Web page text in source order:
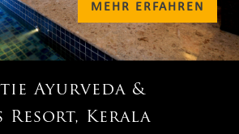
Ayurveda &
Resort, Kerala
MEHR ERFAHREN